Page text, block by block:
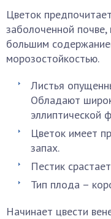
Цветок
заболоченной почве,
большим
морозостойкостью.
Листья
Обладают
эллиптической
Цветок имеет
запах.
Пестик
Тип плода –
Начинает цвести